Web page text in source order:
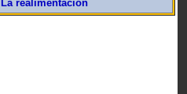
La realimentación